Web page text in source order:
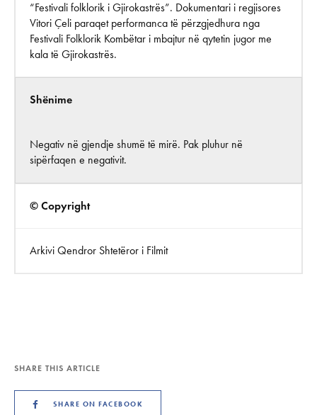
“Festivali folklorik i Gjirokastrës”. Dokumentari i regjisores
Vitori Çeli paraqet performanca të përzgjedhura nga
Festivali Folklorik Kombëtar i mbajtur në qytetin jugor me
kala të Gjirokastrës.
Shënime
Negativ në gjendje shumë të mirë. Pak pluhur në
sipërfaqen e negativit.
© Copyright
Arkivi Qendror Shtetëror i Filmit
SHARE THIS ARTICLE
SHARE ON FACEBOOK